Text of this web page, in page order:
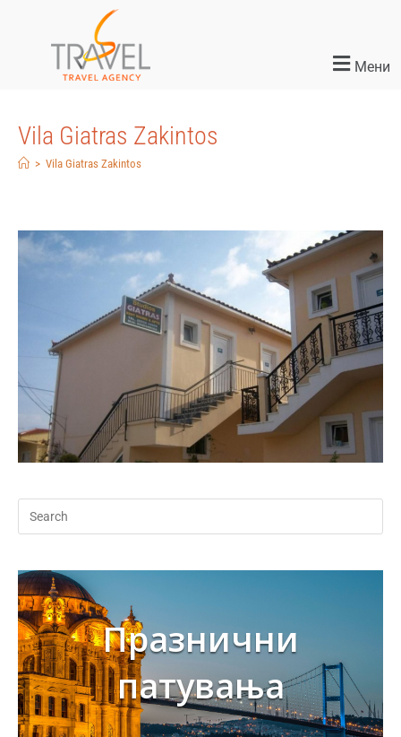
Мени
Vila Giatras Zakintos
> Vila Giatras Zakintos
Празнични
патувања